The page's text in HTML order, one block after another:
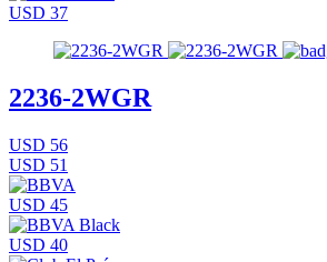
USD 37
2236-2WGR
USD 56
USD 51
USD 45
USD 40